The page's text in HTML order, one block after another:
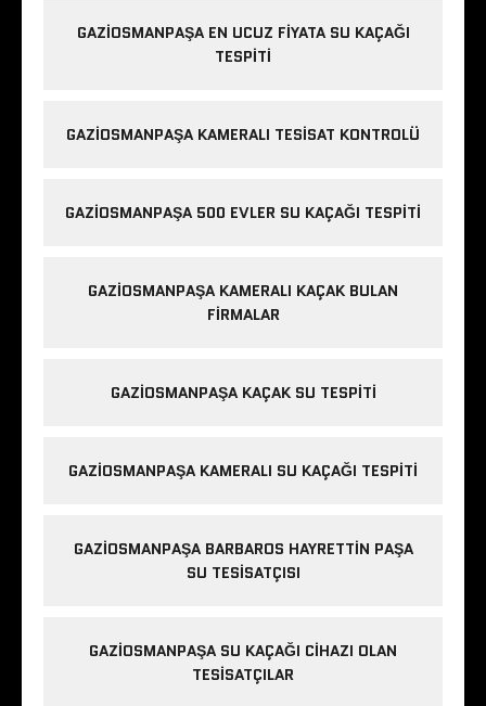
GAZIOSMANPAŞA EN UCUZ FIYATA SU KAÇAĞI
TESPITI
GAZIOSMANPAŞA KAMERALI TESISAT KONTROLÜ
GAZIOSMANPAŞA 500 EVLER SU KAÇAĞI TESPITI
GAZIOSMANPAŞA KAMERALI KAÇAK BULAN
FIRMALAR
GAZIOSMANPAŞA KAÇAK SU TESPITI
GAZIOSMANPAŞA KAMERALI SU KAÇAĞI TESPITI
GAZIOSMANPAŞA BARBAROS HAYRETTIN PAŞA
SU TESISATÇISI
GAZIOSMANPAŞA SU KAÇAĞI CIHAZI OLAN
TESISATÇILAR